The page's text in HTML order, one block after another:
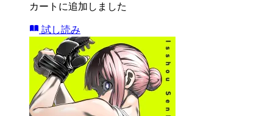
カートに追加しました
試し読み